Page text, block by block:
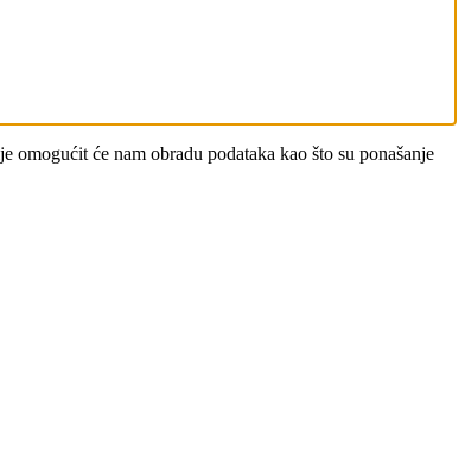
će nam obradu podataka kao što su ponašanje